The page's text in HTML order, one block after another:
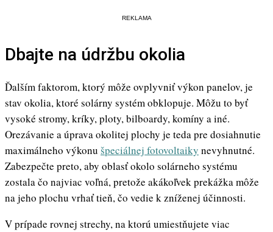
REKLAMA
Dbajte na údržbu okolia
Ďalším faktorom, ktorý môže ovplyvniť výkon panelov, je
stav okolia, ktoré solárny systém obklopuje. Môžu to byť
vysoké stromy, kríky, ploty, bilboardy, komíny a iné.
Orezávanie a úprava okolitej plochy je teda pre dosiahnutie
maximálneho výkonu špeciálnej fotovoltaiky nevyhnutné.
Zabezpečte preto, aby oblasť okolo solárneho systému
zostala čo najviac voľná, pretože akákoľvek prekážka môže
na jeho plochu vrhať tieň, čo vedie k zníženej účinnosti.
V prípade rovnej strechy, na ktorú umiestňujete viac